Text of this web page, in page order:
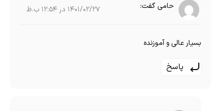
حامیگفت: 1401/02/27 در 12:54 ب.ظ
بسیار عالی و آموزنده
پاسخ